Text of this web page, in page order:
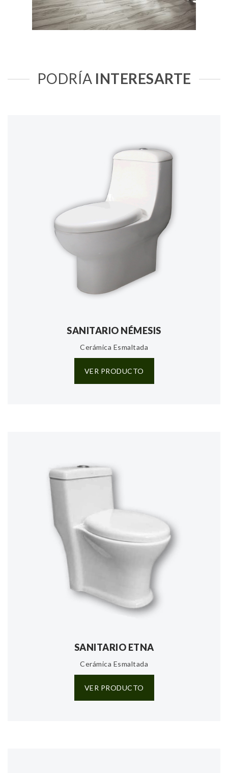
PODRÍA INTERESARTE
SANITARIO NÉMESIS
Cerámica Esmaltada
VER PRODUCTO
SANITARIO ETNA
Cerámica Esmaltada
VER PRODUCTO